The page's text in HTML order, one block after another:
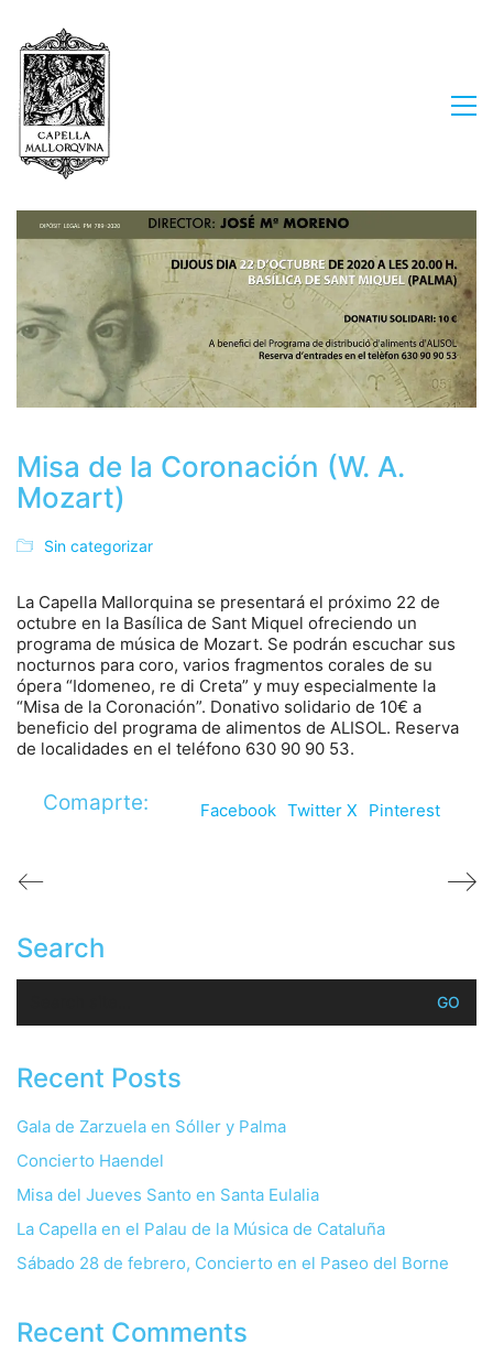
Misa de la Coronación (W. A.
Mozart)
Sin categorizar
La Capella Mallorquina se presentará el próximo 22 de
octubre en la Basílica de Sant Miquel ofreciendo un
programa de música de Mozart. Se podrán escuchar sus
nocturnos para coro, varios fragmentos corales de su
ópera “Idomeneo, re di Creta” y muy especialmente la
“Misa de la Coronación”. Donativo solidario de 10€ a
beneficio del programa de alimentos de ALISOL. Reserva
de localidades en el teléfono 630 90 90 53.
Comaprte: Facebook Twitter X Pinterest
Search
Recent Posts
Gala de Zarzuela en Sóller y Palma
Concierto Haendel
Misa del Jueves Santo en Santa Eulalia
La Capella en el Palau de la Música de Cataluña
Sábado 28 de febrero, Concierto en el Paseo del Borne
Recent Comments